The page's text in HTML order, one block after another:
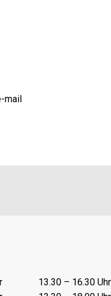
mail
Nachmittag
13.30 – 16.30 Uhr